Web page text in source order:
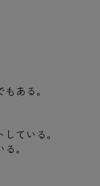
ある。
ている。
。